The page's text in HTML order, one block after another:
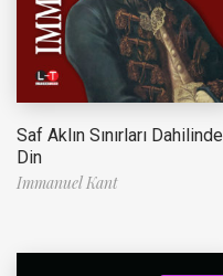
Saf Aklın Sınırları Dahilinde
Din
Immanuel Kant